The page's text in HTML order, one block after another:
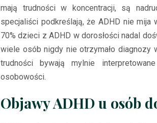
mają trudności w koncentracji, są
specjaliści podkreślają, że ADHD nie
70% dzieci z ADHD w dorosłości nadal
wiele osób nigdy nie otrzymało
trudności bywają mylnie
osobowości.
Objawy ADHD u osób